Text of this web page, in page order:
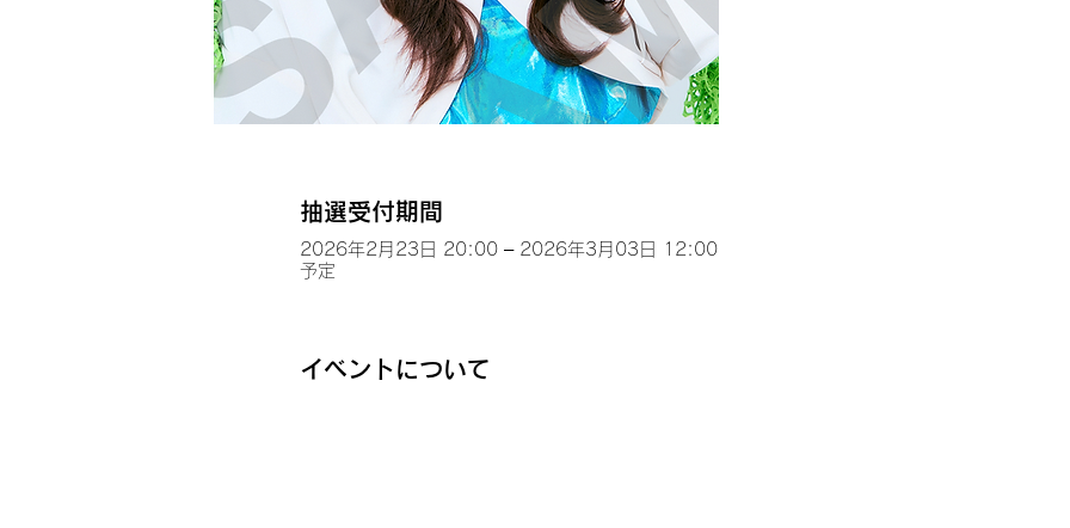
抽選受付期間
2026年2月23日 20:00 – 2026年3月03日 12:00
予定
イベントについて